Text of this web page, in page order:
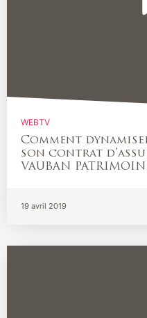
WEBTV
Comment
son contrat
VAUBAN
19 avril 2019